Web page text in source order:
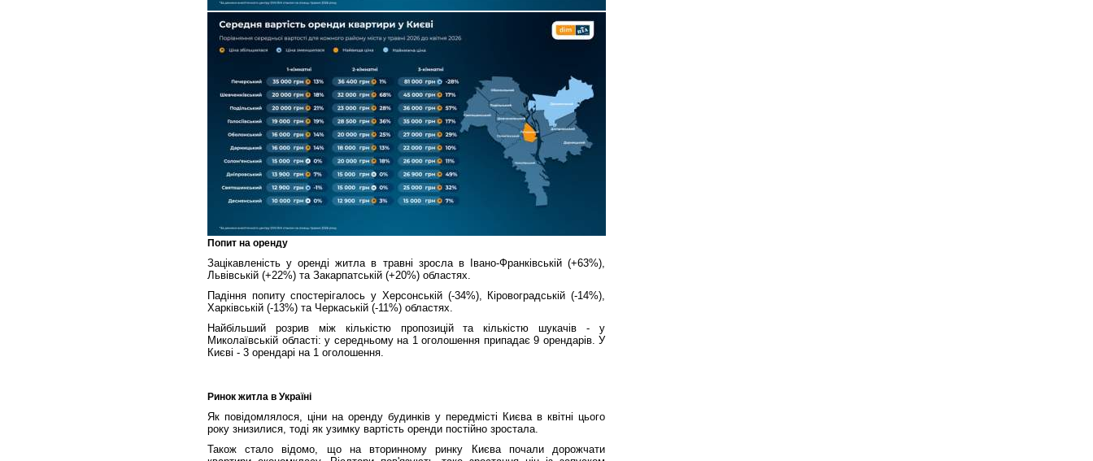
Попит на оренду
Зацікавленість у оренді житла в травні зросла в Івано-Франківській (+63%),
Львівській (+22%) та Закарпатській (+20%) областях.
Падіння попиту спостерігалось у Херсонській (-34%), Кіровоградській (-14%),
Харківській (-13%) та Черкаській (-11%) областях.
Найбільший розрив між кількістю пропозицій та кількістю шукачів - у
Миколаївській області: у середньому на 1 оголошення припадає 9 орендарів. У
Києві - 3 орендарі на 1 оголошення.
Ринок житла в Україні
Як повідомлялося, ціни на оренду будинків у передмісті Києва в квітні цього
року знизилися, тоді як узимку вартість оренди постійно зростала.
Також стало відомо, що на вторинному ринку Києва почали дорожчати